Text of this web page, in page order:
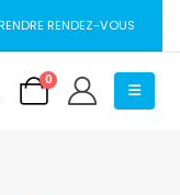
RENDEZ-VOUS
0